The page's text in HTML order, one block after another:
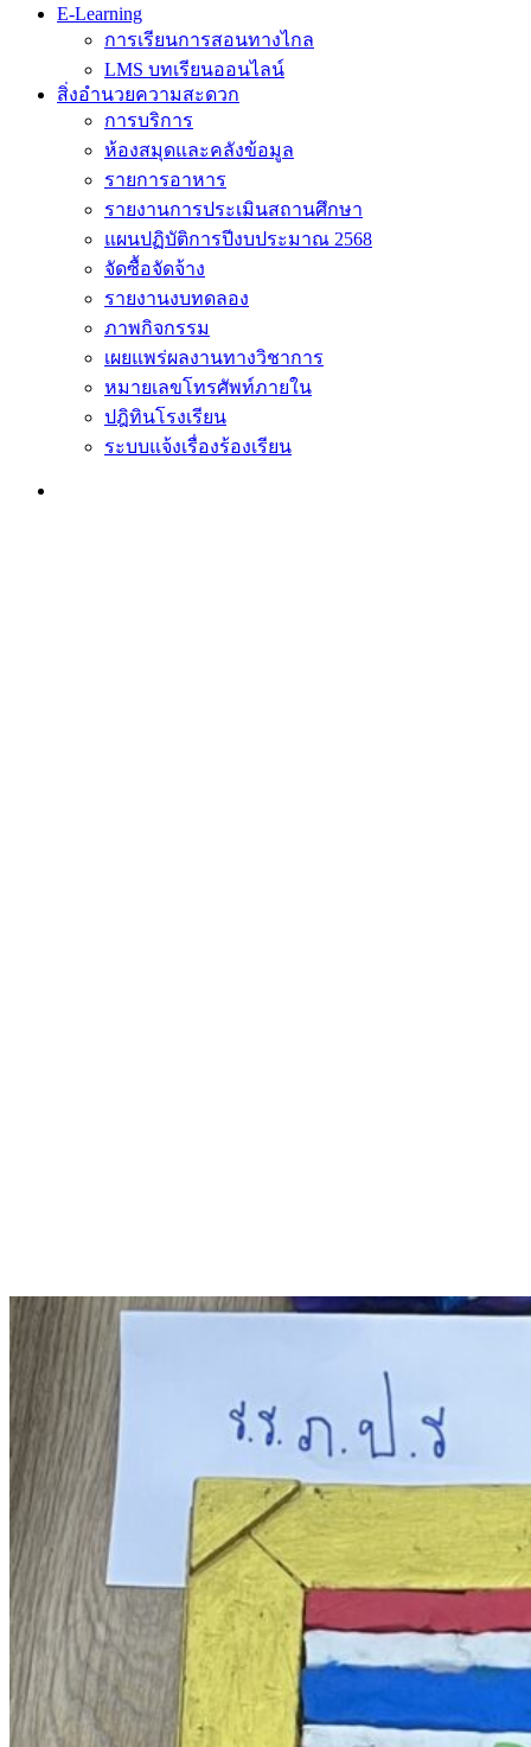
E-Learning
การเรียนการสอนทางไกล
LMS บทเรียนออนไลน์
สิ่งอำนวยความสะดวก
การบริการ
ห้องสมุดและคลังข้อมูล
รายการอาหาร
รายงานการประเมินสถานศึกษา
แผนปฏิบัติการปีงบประมาณ 2568
จัดซื้อจัดจ้าง
รายงานงบทดลอง
ภาพกิจกรรม
เผยแพร่ผลงานทางวิชาการ
หมายเลขโทรศัพท์ภายใน
ปฎิทินโรงเรียน
ระบบแจ้งเรื่องร้องเรียน